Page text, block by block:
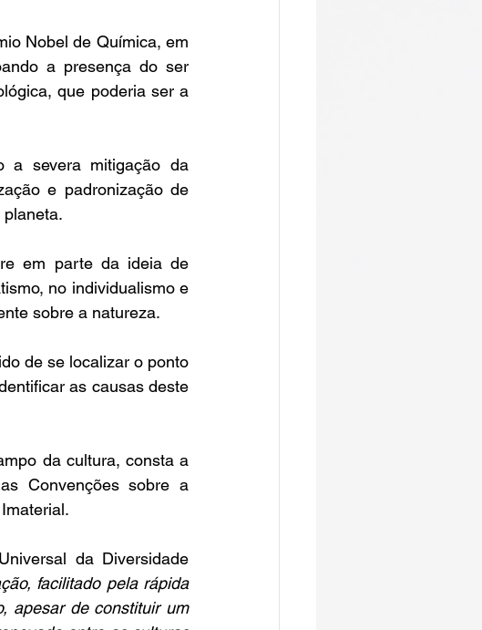
Nobel de Química, em
a presença do ser
que poderia ser a
a severa mitigação da
e padronização de
em parte da ideia de
no individualismo e
sobre a natureza.
de se localizar o ponto
as causas deste
da cultura, consta a
Convenções sobre a
da Diversidade
facilitado pela rápida
apesar de constituir um